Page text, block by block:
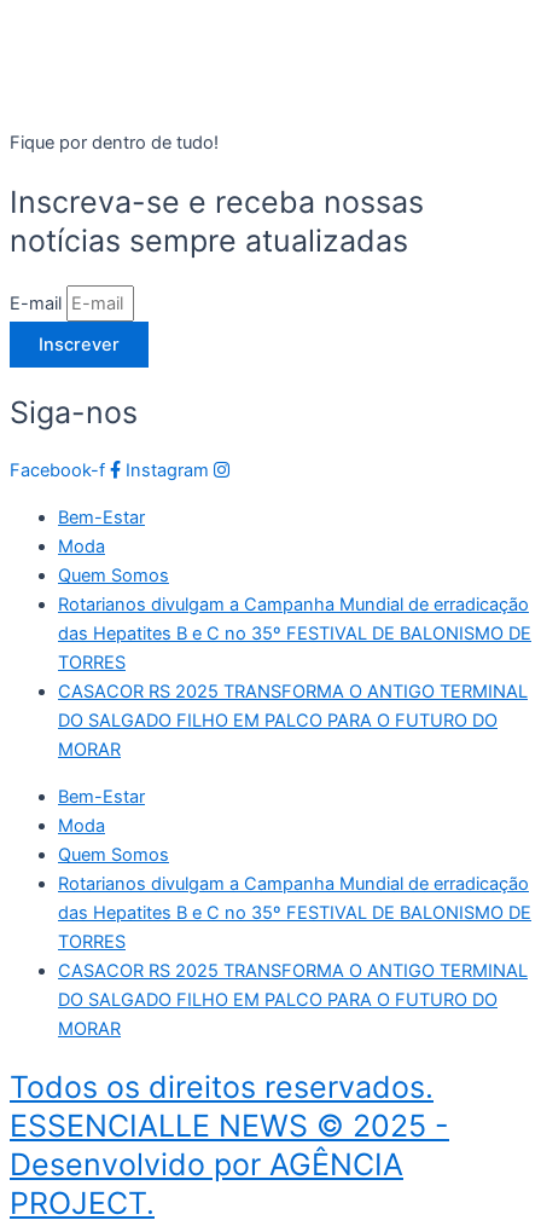
Fique por dentro de tudo!
Inscreva-se e receba nossas
notícias sempre atualizadas
E-mail
Inscrever
Siga-nos
Facebook-f Instagram
Bem-Estar
Moda
Quem Somos
Rotarianos divulgam a Campanha Mundial de erradicação
das Hepatites B e C no 35º FESTIVAL DE BALONISMO DE
TORRES
CASACOR RS 2025 TRANSFORMA O ANTIGO TERMINAL
DO SALGADO FILHO EM PALCO PARA O FUTURO DO
MORAR
Bem-Estar
Moda
Quem Somos
Rotarianos divulgam a Campanha Mundial de erradicação
das Hepatites B e C no 35º FESTIVAL DE BALONISMO DE
TORRES
CASACOR RS 2025 TRANSFORMA O ANTIGO TERMINAL
DO SALGADO FILHO EM PALCO PARA O FUTURO DO
MORAR
Todos os direitos reservados.
ESSENCIALLE NEWS © 2025 -
Desenvolvido por AGÊNCIA
PROJECT.